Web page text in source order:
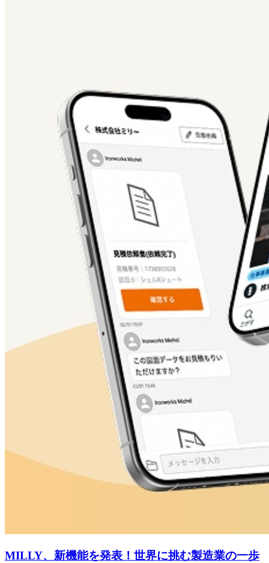
MILLY、新機能を発表！世界に挑む製造業の一歩